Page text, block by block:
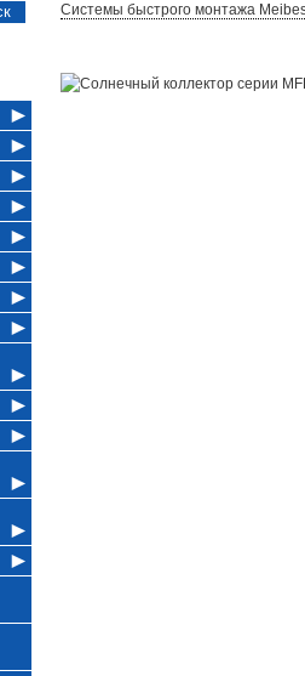
Системы быстрого монтажа